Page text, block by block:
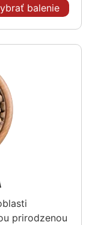
balenie
prirodzenou